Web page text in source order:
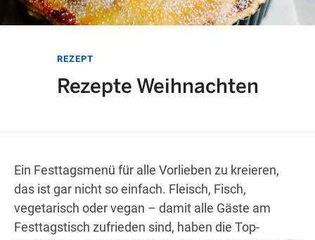
Samstag
SAMSTAG 09:00—18:00
Wegbeschreibung erhalten
REZEPT
Rezepte Weihnachten
Ein Festtagsmenü für alle Vorlieben zu kreieren,
das ist gar nicht so einfach. Fleisch, Fisch,
vegetarisch oder vegan – damit alle Gäste am
Festtagstisch zufrieden sind, haben die Top-